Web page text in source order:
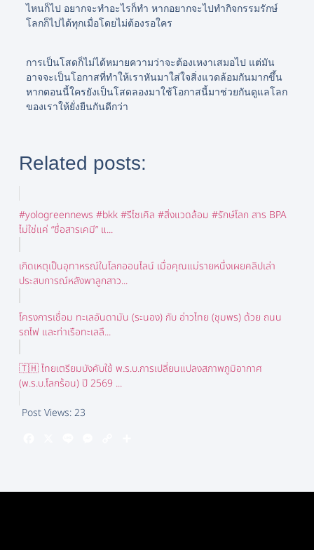
ไหนก็ไป อยากจะทำอะไรก็ทำ หากอยากจะไปทำกิจกรรมรักษ์
โลกก็ไปได้ทุกเมื่อโดยไม่ต้องรอใคร
การเป็นโสดก็ไม่ได้หมายความว่าจะต้องเหงาเสมอไป แต่มัน
อาจจะเป็นโอกาสที่ทำให้เราหันมาใส่ใจสิ่งแวดล้อมกันมากขึ้น
หากตอนนี้ใครยังเป็นโสดลองมาใช้โอกาสนี้มาช่วยกันดูแลโลก
ของเราให้ยั่งยืนกันดีกว่า
Related posts:
#yologreennews #bkk #รีไซเคิล #สิ่งแวดล้อม #รักษ์โลก สาร BPA
ไม่ใช่แค่ “ชื่อสารเคมี” แ...
เกิดเหตุเป็นอุทาหรณ์ในโลกออนไลน์ เมื่อคุณแม่รายหนึ่งเผยคลิปเล่า
ประสบการณ์หลังพาลูกสาว...
โครงการเชื่อม ทะเลอันดามัน (ระนอง) กับ อ่าวไทย (ชุมพร) ด้วย ถนน
รถไฟ และท่าเรือทะเลลึ...
🇹🇭 ไทยเตรียมบังคับใช้ พ.ร.บ.การเปลี่ยนแปลงสภาพภูมิอากาศ
(พ.ร.บ.โลกร้อน) ปี 2569 ...
Post Views:23